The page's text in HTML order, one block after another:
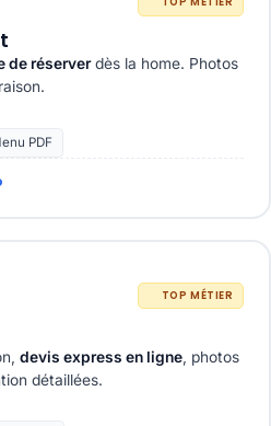
de réserverdès la home. Photos
PDF
TOP MÉTIER
devis express en ligne, photos
détaillées.